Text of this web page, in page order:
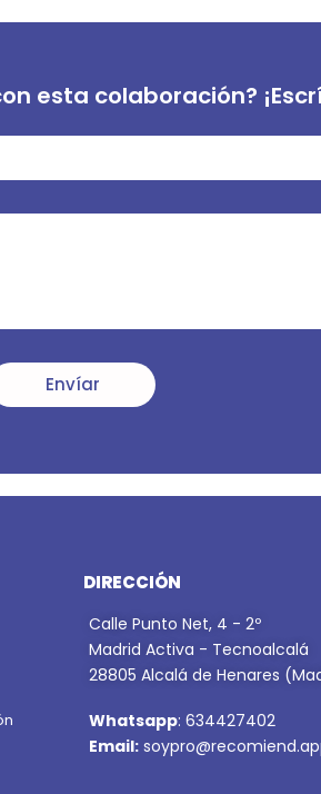
esta colaboración?
Envíar
DIRECCIÓN
Calle Punto Net, 4 - 2º
Madrid Activa - Tecnoalcalá
28805 Alcalá de Henares
Whatsapp: 634427402
Email: